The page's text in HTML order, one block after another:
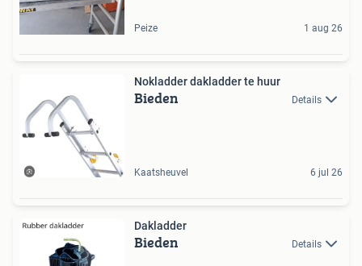
Peize 1 aug 26
Nokladder dakladder te huur
Bieden Details
Kaatsheuvel 6 jul 26
Dakladder
Bieden Details